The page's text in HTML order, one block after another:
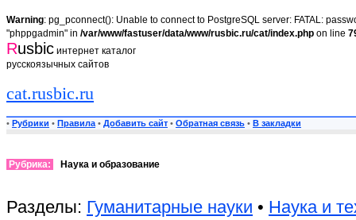
Warning: pg_pconnect(): Unable to connect to PostgreSQL server: FATAL:
"phppgadmin" in /var/www/fastuser/data/www/rusbic.ru/cat/index.php on line
Rusbic интернет каталог
русскоязычных сайтов
cat.rusbic.ru
• Рубрики • Правила • Добавить сайт • Обратная связь • В закладки
Рубрика: Наука и образование
Разделы: Гуманитарные науки • Наука и